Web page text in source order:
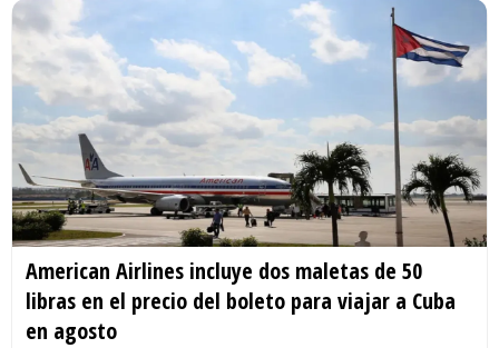
American Airlines incluye dos maletas de 50
libras en el precio del boleto para viajar a Cuba
en agosto